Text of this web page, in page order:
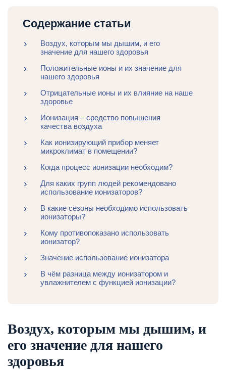
Содержание статьи
Воздух, которым мы дышим, и его
значение для нашего здоровья
Положительные ионы и их значение для
нашего здоровья
Отрицательные ионы и их влияние на наше
здоровье
Ионизация – средство повышения
качества воздуха
Как ионизирующий прибор меняет
микроклимат в помещении?
Когда процесс ионизации необходим?
Для каких групп людей рекомендовано
использование ионизаторов?
В какие сезоны необходимо использовать
ионизаторы?
Кому противопоказано использовать
ионизатор?
Значение использование ионизатора
В чём разница между ионизатором и
увлажнителем с функцией ионизации?
Воздух, которым мы дышим, и
его значение для нашего
здоровья